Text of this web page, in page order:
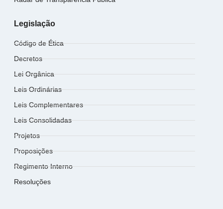
Legislação
Código de Ética
Decretos
Lei Orgânica
Leis Ordinárias
Leis Complementares
Leis Consolidadas
Projetos
Proposições
Regimento Interno
Resoluções